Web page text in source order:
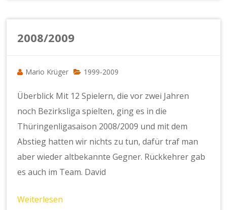
2008/2009
Mario Krüger 1999-2009
Überblick Mit 12 Spielern, die vor zwei Jahren
noch Bezirksliga spielten, ging es in die
Thüringenligasaison 2008/2009 und mit dem
Abstieg hatten wir nichts zu tun, dafür traf man
aber wieder altbekannte Gegner. Rückkehrer gab
es auch im Team. David
Weiterlesen